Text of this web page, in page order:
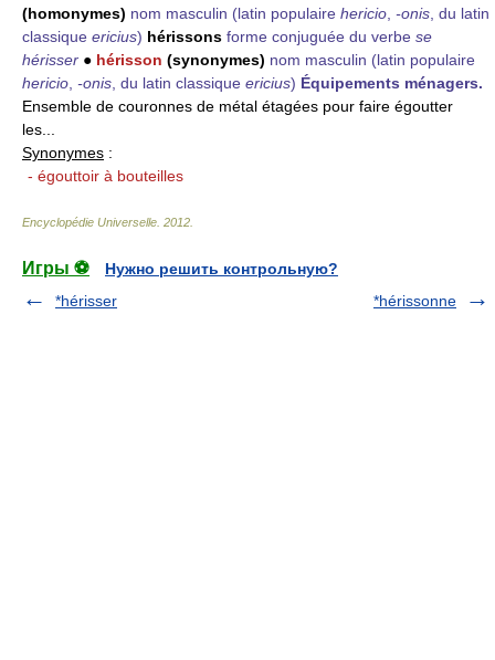
(homonymes) nom masculin (latin populaire hericio -onis , du latin
classique ericius) hérissons forme conjuguée du verbe se
hérisser ● hérisson (synonymes) nom masculin (latin populaire
hericio -onis , du latin classique ericius) Équipements ménagers.
Ensemble de couronnes de métal étagées pour faire égoutter
les...
Synonymes :
- égouttoir à bouteilles
Encyclopédie Universelle 2012
Игры ⚽
Нужно решить контрольную?
*hérisser
*hérissonne